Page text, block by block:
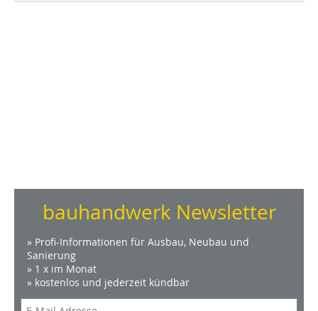
bauhandwerk Newsletter
» Profi-Informationen für Ausbau, Neubau und
Sanierung
» 1 x im Monat
» kostenlos und jederzeit kündbar